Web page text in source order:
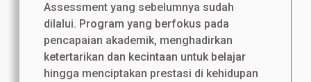
Assessment yang sebelumnya sudah
dilalui. Program yang berfokus pada
pencapaian akademik, menghadirkan
ketertarikan dan kecintaan untuk belajar
hingga menciptakan prestasi di kehidupan